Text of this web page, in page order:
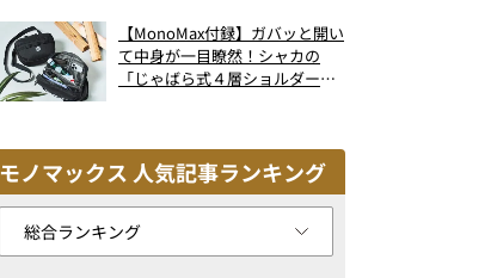
【MonoMax付録】ガバッと開い
て中身が一目瞭然！シャカの
「じゃばら式４層ショルダーバ
モノマックス 人気記事ランキング